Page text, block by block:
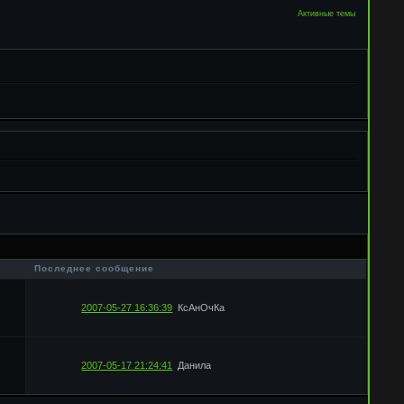
Активные темы
Последнее сообщение
2007-05-27 16:36:39 КсАнОчКа
2007-05-17 21:24:41 Данила